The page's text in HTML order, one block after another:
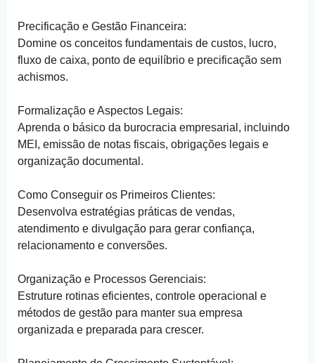
Precificação e Gestão Financeira:
Domine os conceitos fundamentais de custos, lucro,
fluxo de caixa, ponto de equilíbrio e precificação sem
achismos.
Formalização e Aspectos Legais:
Aprenda o básico da burocracia empresarial, incluindo
MEI, emissão de notas fiscais, obrigações legais e
organização documental.
Como Conseguir os Primeiros Clientes:
Desenvolva estratégias práticas de vendas,
atendimento e divulgação para gerar confiança,
relacionamento e conversões.
Organização e Processos Gerenciais:
Estruture rotinas eficientes, controle operacional e
métodos de gestão para manter sua empresa
organizada e preparada para crescer.